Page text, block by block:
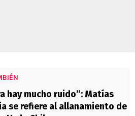
hay mucho ruido”: Matías
se refiere al allanamiento de